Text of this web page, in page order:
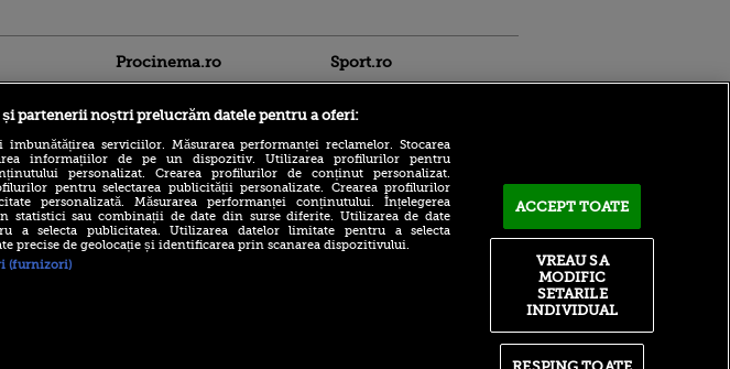
România
Events!
Procinema.ro
Nikolaj Coster-Waldau din
Urzeala Tronurilor și
Sport.ro
Ferencvaros - Real Madrid,
LIVE pe VOYO Sport 1, de la
20:00: test important pentru
echipa lui Jose Mourinho
și partenerii noștri prelucrăm datele pentru a oferi:
îmbunătățirea serviciilor. Măsurarea performanței reclamelor. Stocarea
informațiilor de pe un dispozitiv. Utilizarea profilurilor pentru
personalizat. Crearea profilurilor de conținut personalizat.
pentru selectarea publicității personalizate. Crearea profilurilor
personalizată. Măsurarea performanței conținutului. Înțelegerea
statistici sau combinații de date din surse diferite. Utilizarea de date
a selecta publicitatea. Utilizarea datelor limitate pentru a selecta
precise de geolocație și identificarea prin scanarea dispozitivului.
(furnizori)
ACCEPT TOATE
VREAU SA
MODIFIC
SETARILE
INDIVIDUAL